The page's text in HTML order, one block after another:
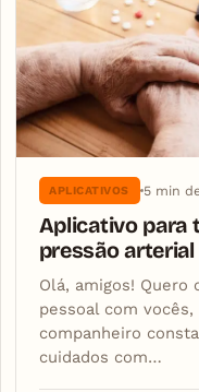
APLICATIVOS 5 min
Aplicativo para
pressão arterial
Olá, amigos! Quero
pessoal com
companheiro
cuidados com…